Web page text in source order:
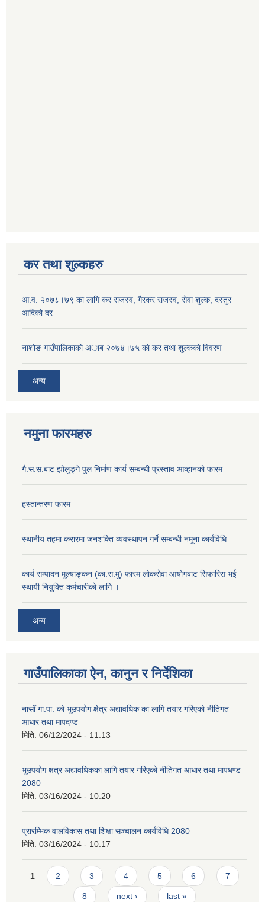
कर तथा शुल्कहरु
आ‍.व. २०७८।७९ का लागि कर राजस्व, गैरकर राजस्व, सेवा शुल्क, दस्तुर
आदिको दर
नाशोङ गाउँपालिकाकाे अा‍ब‍ २०७४।७५ काे कर तथा शुल्ककाे विवरण
अन्य
नमुना फारमहरु
गै.स.स.बाट झोलुङ्गे पुल निर्माण कार्य सम्बन्धी प्रस्ताव आव्हानको फारम
हस्तान्तरण फारम
स्थानीय तहमा करारमा जनशक्ति व्यवस्थापन गर्ने सम्बन्धी नमूना कार्यविधि
कार्य सम्पादन मूल्याङ्कन (का.स.मु) फारम लोकसेवा आयोगबाट सिफारिस भई
स्थायी नियुक्ति कर्मचारीको लागि ।
अन्य
गाउँपालिकाका ऐन, कानुन र निर्देशिका
नासोँ गा.पा. को भूउपयोग क्षेत्र अद्यावधिक का लागि तयार गरिएको नीतिगत
आधार तथा मापदण्ड
मिति: 06/12/2024 - 11:13
भूउपयोग क्षत्र अद्यावधिकका लागि तयार गरिएको नीतिगत आधार तथा मापधण्ड
2080
मिति: 03/16/2024 - 10:20
प्रारम्भिक वालविकास तथा शिक्षा सञ्चालन कार्यविधि 2080
मिति: 03/16/2024 - 10:17
Pages
1 2 3 4 5 6 7
8 next › last »